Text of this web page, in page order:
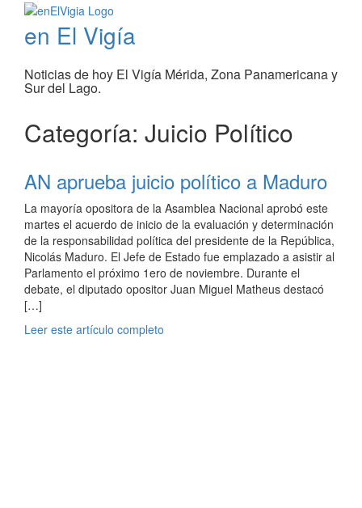
en El Vigía
Noticias de hoy El Vigía Mérida, Zona Panamericana y
Sur del Lago.
Categoría: Juicio Político
AN aprueba juicio político a Maduro
La mayoría opositora de la Asamblea Nacional aprobó este
martes el acuerdo de inicio de la evaluación y determinación
de la responsabilidad política del presidente de la República,
Nicolás Maduro. El Jefe de Estado fue emplazado a asistir al
Parlamento el próximo 1ero de noviembre. Durante el
debate, el diputado opositor Juan Miguel Matheus destacó
[…]
Leer este artículo completo